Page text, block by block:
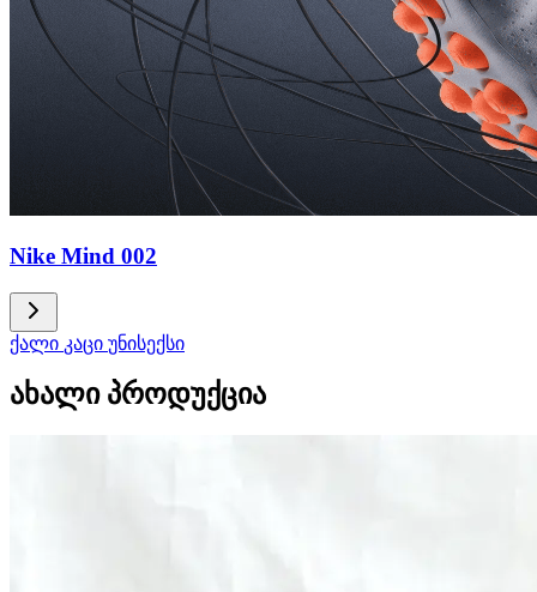
Nike Mind 002
ქალი კაცი უნისექსი
ახალი პროდუქცია